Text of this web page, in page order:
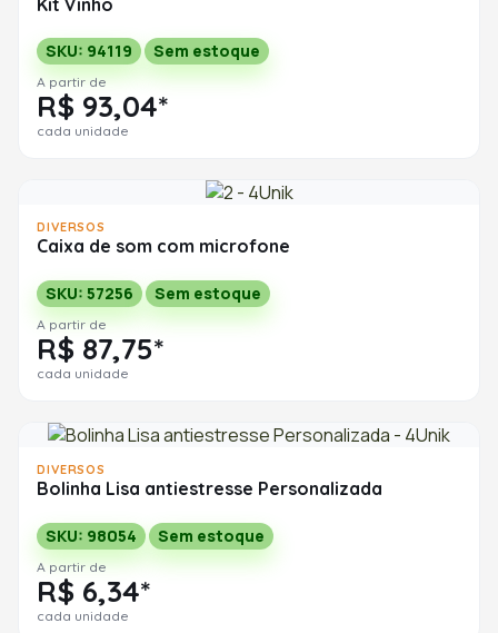
SKU: 94119 Sem estoque
A partir de
R$ 93,04*
cada unidade
DIVERSOS
Caixa de som com microfone
SKU: 57256 Sem estoque
A partir de
R$ 87,75*
cada unidade
DIVERSOS
Bolinha Lisa antiestresse Personalizada
SKU: 98054 Sem estoque
A partir de
R$ 6,34*
cada unidade